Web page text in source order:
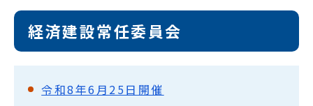
経済建設常任委員会
令和8年6月25日開催